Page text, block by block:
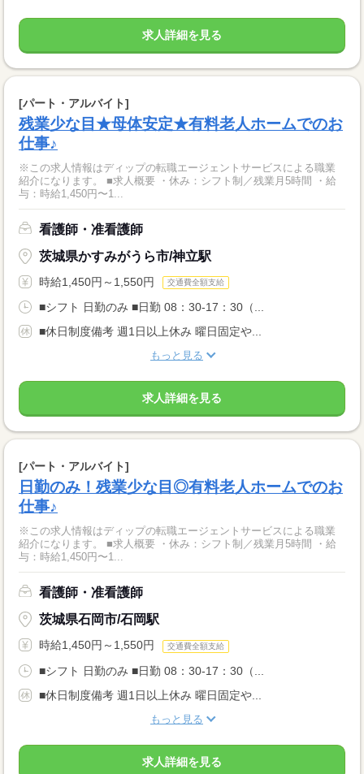
求人詳細を見る
[パート・アルバイト]
残業少な目★母体安定★有料老人ホームでのお
仕事♪
※この求人情報はディップの転職エージェントサービスによる職業
紹介になります。 ■求人概要 ・休み：シフト制／残業月5時間 ・給
与：時給1,450円〜1...
看護師・准看護師
茨城県かすみがうら市/神立駅
時給1,450円～1,550円 交通費全額支給
■シフト 日勤のみ ■日勤 08：30-17：30（...
■休日制度備考 週1日以上休み 曜日固定や...
もっと見る
求人詳細を見る
[パート・アルバイト]
日勤のみ！残業少な目◎有料老人ホームでのお
仕事♪
※この求人情報はディップの転職エージェントサービスによる職業
紹介になります。 ■求人概要 ・休み：シフト制／残業月5時間 ・給
与：時給1,450円〜1...
看護師・准看護師
茨城県石岡市/石岡駅
時給1,450円～1,550円 交通費全額支給
■シフト 日勤のみ ■日勤 08：30-17：30（...
■休日制度備考 週1日以上休み 曜日固定や...
もっと見る
求人詳細を見る